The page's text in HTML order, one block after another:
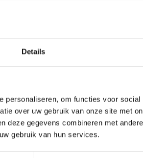
Details
personaliseren, om functies voor
over uw gebruik van onze site met
deze gegevens combineren met
gebruik van hun services.